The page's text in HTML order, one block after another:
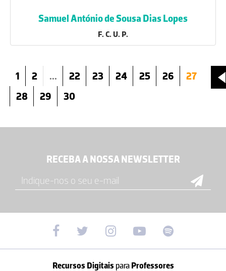
Samuel António de Sousa Dias Lopes
F. C. U. P.
1 2 ... 22 23 24 25 26
27
28
29 30
RECEBA A NOSSA NEWSLETTER
Recursos Digitais paraProfessores